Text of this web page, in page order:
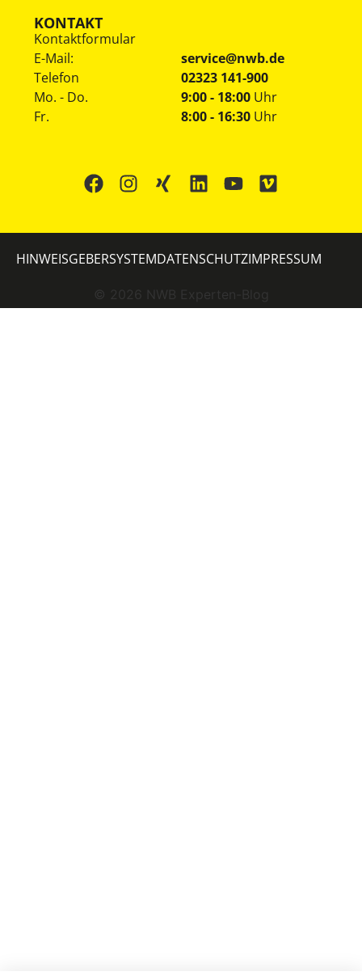
KONTAKT
Kontaktformular
E-Mail:
service@nwb.de
Telefon
02323 141-900
Mo. - Do.
Fr.
9:00 - 18:00 Uhr
8:00 - 16:30 Uhr
© 2026 NWB Experten-Blog
HINWEISGEBERSYSTEMDATENSCHUTZIMPRESSUM